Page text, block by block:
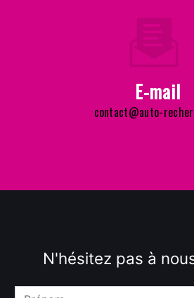
E-mail
contact@auto-
N'hésitez pas à